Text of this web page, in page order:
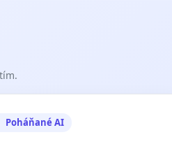
Poháňané AI